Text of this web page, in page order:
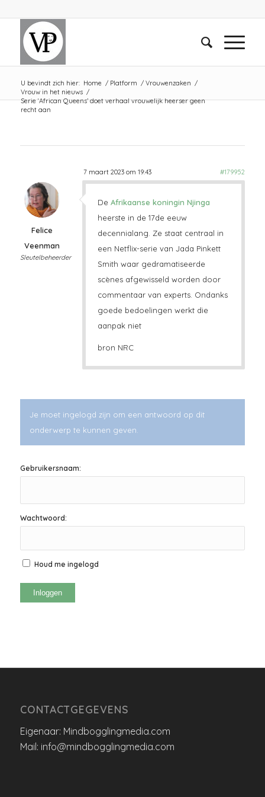
U bevindt zich hier: Home / Platform / Vrouwenzaken /
Vrouw in het nieuws /
Serie ‘African Queens’ doet verhaal vrouwelijk heerser geen
recht aan
7 maart 2023 om 19:43 #179952
Felice
Veenman
Sleutelbeheerder
De Afrikaanse koningin Njinga
heerste in de 17de eeuw
decennialang. Ze staat centraal in
een Netflix-serie van Jada Pinkett
Smith waar gedramatiseerde
scènes afgewisseld worden door
commentaar van experts. Ondanks
goede bedoelingen werkt die
aanpak niet
bron NRC
Je moet ingelogd zijn om een antwoord op dit
onderwerp te kunnen geven.
Gebruikersnaam:
Wachtwoord:
Houd me ingelogd
Inloggen
CONTACTGEGEVENS
Eigenaar: Mindbogglingmedia.com
Mail: info@mindbogglingmedia.com